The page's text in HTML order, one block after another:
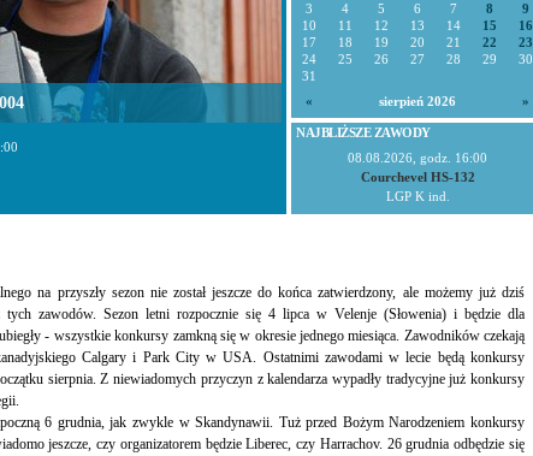
3
4 5 6 7 8
9
10
11 12 13 14 15
16
17
18 19 20 21 22
23
24
25 26 27 28 29
30
31
«
sierpień 2026 »
NAJBLIŻSZE ZAWODY
08.08.2026, godz. 16:00
Courchevel HS-132
LGP K ind.
na przyszły sezon nie został jeszcze do końca zatwierdzony, ale możemy już dziś
tych zawodów. Sezon letni rozpocznie się 4 lipca w Velenje (Słowenia) i będzie dla
- wszystkie konkursy zamkną się w okresie jednego miesiąca. Zawodników czekają
Calgary i Park City w USA. Ostatnimi zawodami w lecie będą konkursy
sierpnia. Z niewiadomych przyczyn z kalendarza wypadły tradycyjne już konkursy
6 grudnia, jak zwykle w Skandynawii. Tuż przed Bożym Narodzeniem konkursy
jeszcze, czy organizatorem będzie Liberec, czy Harrachov. 26 grudnia odbędzie się